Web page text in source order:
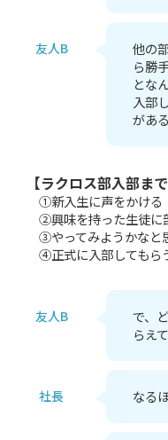
友人B
他の
ら勝
とな
入部
があ
【ラクロス部入部ま
①新入生に声をかける
②興味を持った生徒に
③やってみようかなと思
④正式に入部してもら
友人B
で、
らえ
社長 なる